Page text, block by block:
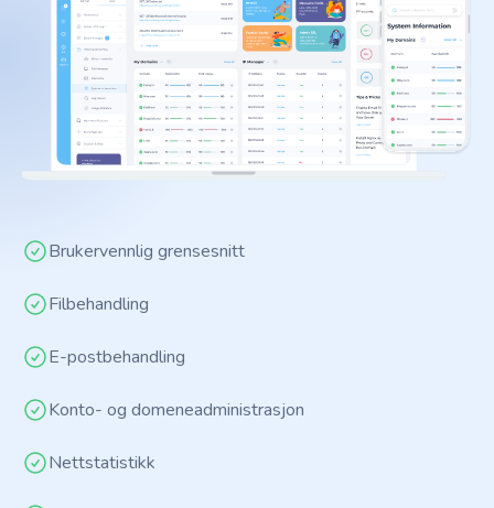
Brukervennlig grensesnitt
Filbehandling
E-postbehandling
Konto- og domeneadministrasjon
Nettstatistikk